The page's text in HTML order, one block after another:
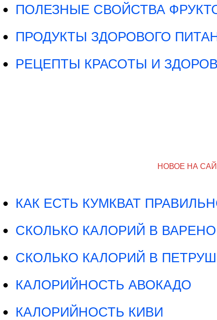
ПОЛЕЗНЫЕ СВОЙСТВА
ПРОДУКТЫ ЗДОРОВОГО
РЕЦЕПТЫ КРАСОТЫ И
НОВОЕ НА
КАК ЕСТЬ КУМКВАТ
СКОЛЬКО КАЛОРИЙ В
СКОЛЬКО КАЛОРИЙ В
КАЛОРИЙНОСТЬ АВОКАДО
КАЛОРИЙНОСТЬ КИВИ